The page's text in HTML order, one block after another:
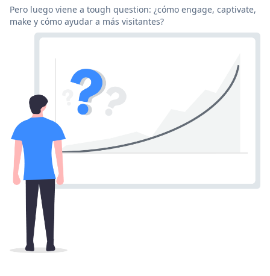
Pero luego viene a tough question: ¿cómo engage, captivate,
make y cómo ayudar a más visitantes?